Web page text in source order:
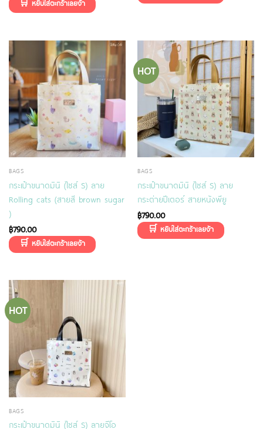
BAGS
กระเป๋าขนาดมินิ (ไซส์ S) ลาย
Rolling cats (สายสี brown sugar
)
฿790.00
HOT
BAGS
กระเป๋าขนาดมินิ (ไซส์ S) ลาย
กระต่ายปีเตอร์ สายหนังพียู
฿790.00
HOT
BAGS
กระเป๋าขนาดมินิ (ไซส์ S) ลายจีโอ